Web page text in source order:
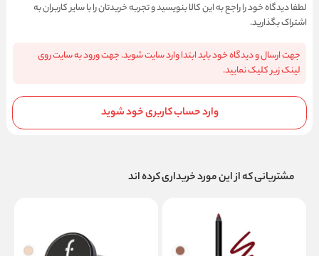
لطفا دیدگاه خود را راجع به این کالا بنویسید و تجربه خریدتان را با سایر کاربران به
اشتراک بگذارید.
جهت ارسال و دیدگاه خود باید ابتدا وارد سایت شوید. جهت ورود به سایت روی
لینک زیر کلیک نمایید.
وارد حساب کاربری خود شوید
مشتریانی که از این مورد خریداری کرده اند